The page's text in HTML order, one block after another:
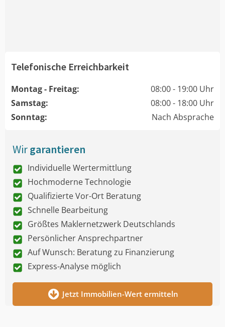
Telefonische Erreichbarkeit
Montag - Freitag:
08:00 - 19:00 Uhr
Samstag:
08:00 - 18:00 Uhr
Sonntag:
Nach Absprache
Wirgarantieren
Individuelle Wertermittlung
Hochmoderne Technologie
Qualifizierte Vor-Ort Beratung
Schnelle Bearbeitung
Größtes Maklernetzwerk Deutschlands
Persönlicher Ansprechpartner
Auf Wunsch: Beratung zu Finanzierung
Express-Analyse möglich
Jetzt Immobilien-Wert ermitteln